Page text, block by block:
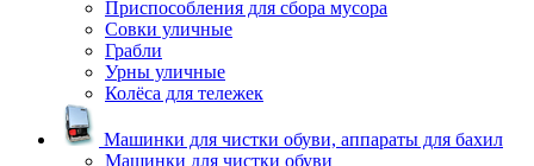
Приспособления для сбора мусора
Совки уличные
Грабли
Урны уличные
Колёса для тележек
Машинки для чистки обуви, аппараты для бахил
Машинки для чистки обуви